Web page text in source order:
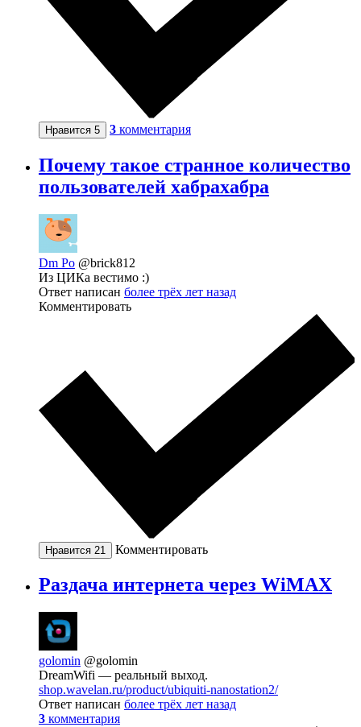
Нравится 5 3 комментария
Почему такое странное количество
пользователей хабрахабра
Dm Po @brick812
Из ЦИКа вестимо :)
Ответ написан более трёх лет назад
Комментировать
Нравится 21 Комментировать
Раздача интернета через WiMAX
golomin @golomin
DreamWifi — реальный выход.
shop.wavelan.ru/product/ubiquiti-nanostation2/
Ответ написан более трёх лет назад
3 комментария